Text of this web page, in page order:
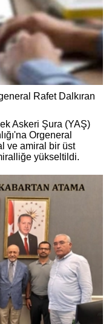
Rafet Dalkıran
Askeri Şura (YAŞ)
Orgeneral
ve amiral bir üst
yükseltildi.